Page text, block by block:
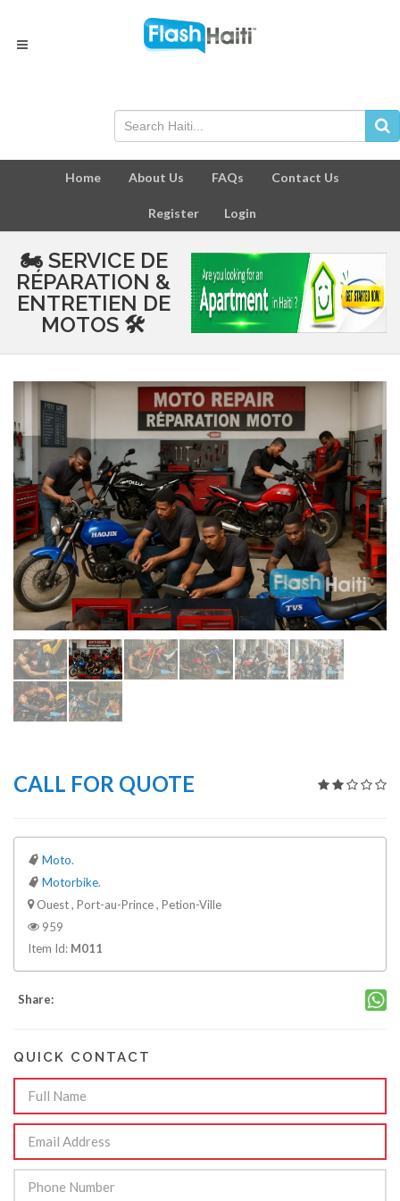
Home About Us FAQs Contact Us
Register Login
🏍️ SERVICE DE
RÉPARATION &
ENTRETIEN DE
MOTOS 🛠️
CALL FOR QUOTE
Moto.
Motorbike.
Ouest , Port-au-Prince , Petion-Ville
959
Item Id: M011
Share:
QUICK CONTACT